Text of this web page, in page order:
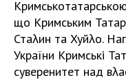
що Кримським
Стаλин та Хуйλо.
України Кримські
суверенитет над